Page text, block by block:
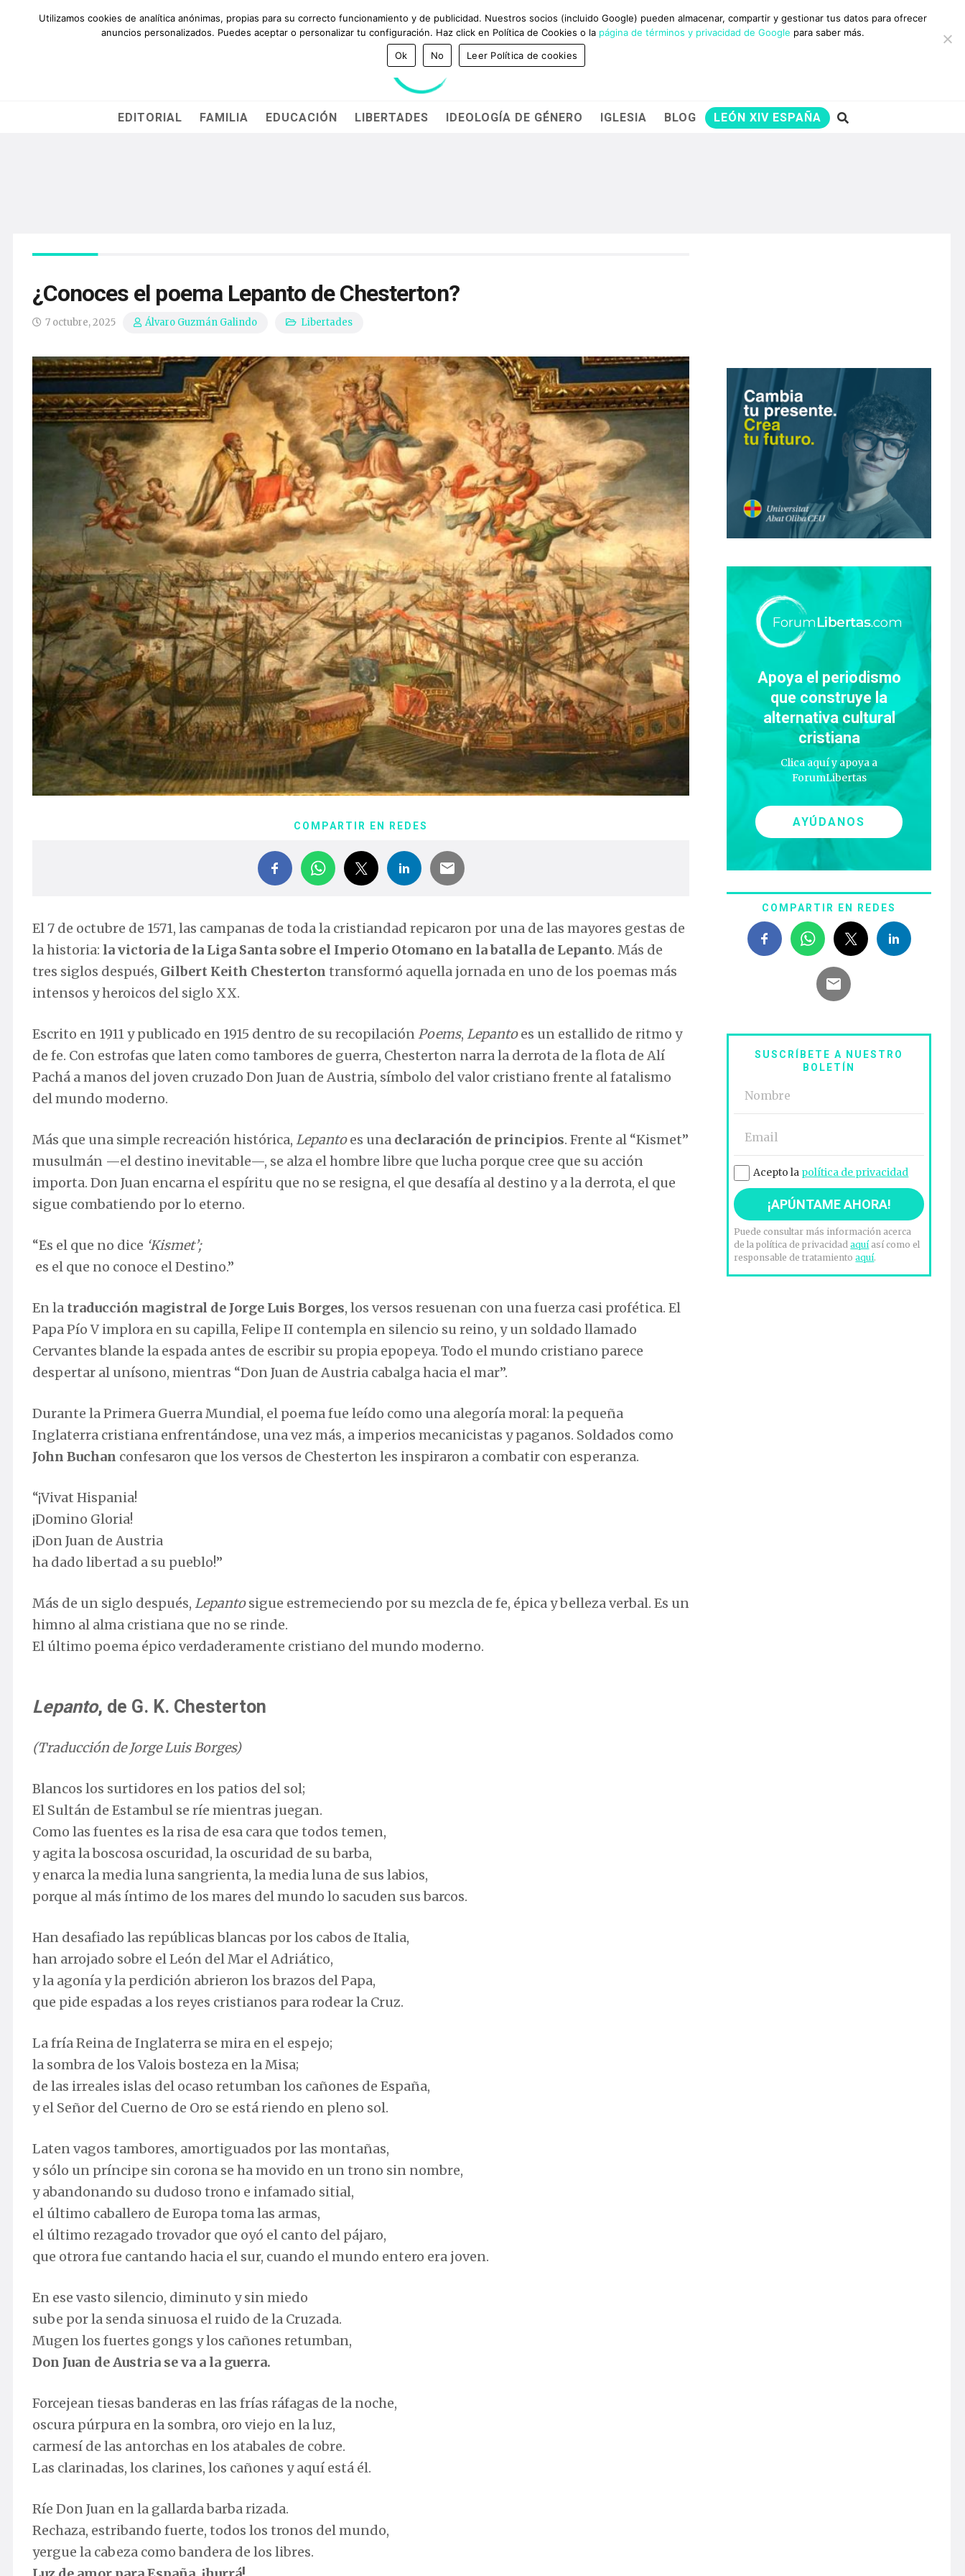
QUIÉNES SOMOS AYÚDANOS SUSCRÍBETE CONTACTO GANADORES DEL PREMIO BRAVO Y CADENA 100
10 RAZONES PARA
AYUDARNOS
EDITORIAL FAMILIA EDUCACIÓN LIBERTADES IDEOLOGÍA DE GÉNERO IGLESIA BLOG LEÓN XIV ESPAÑA
¿Conoces el poema Lepanto de Chesterton?
7 octubre, 2025 Álvaro Guzmán Galindo Libertades
COMPARTIR EN REDES
El 7 de octubre de 1571, las campanas de toda la cristiandad repicaron por una de las mayores gestas de
la historia: la victoria de la Liga Santa sobre el Imperio Otomano en la batalla de Lepanto. Más de
tres siglos después, Gilbert Keith Chesterton transformó aquella jornada en uno de los poemas más
intensos y heroicos del siglo XX.
Escrito en 1911 y publicado en 1915 dentro de su recopilaciónPoems, Lepantoes un estallido de ritmo y
de fe. Con estrofas que laten como tambores de guerra, Chesterton narra la derrota de la flota de Alí
Pachá a manos del joven cruzado Don Juan de Austria, símbolo del valor cristiano frente al fatalismo
del mundo moderno.
Más que una simple recreación histórica, Lepantoes una declaración de principios. Frente al “Kismet”
musulmán —el destino inevitable—, se alza el hombre libre que lucha porque cree que su acción
importa. Don Juan encarna el espíritu que no se resigna, el que desafía al destino y a la derrota, el que
sigue combatiendo por lo eterno.
“Es el que no dice ‘Kismet’;
es el que no conoce el Destino.”
En la traducción magistral de Jorge Luis Borges, los versos resuenan con una fuerza casi profética. El
Papa Pío V implora en su capilla, Felipe II contempla en silencio su reino, y un soldado llamado
Cervantes blande la espada antes de escribir su propia epopeya. Todo el mundo cristiano parece
despertar al unísono, mientras “Don Juan de Austria cabalga hacia el mar”.
Durante la Primera Guerra Mundial, el poema fue leído como una alegoría moral: la pequeña
Inglaterra cristiana enfrentándose, una vez más, a imperios mecanicistas y paganos. Soldados como
John Buchan confesaron que los versos de Chesterton les inspiraron a combatir con esperanza.
“¡Vivat Hispania!
¡Domino Gloria!
¡Don Juan de Austria
ha dado libertad a su pueblo!”
Más de un siglo después, Lepantosigue estremeciendo por su mezcla de fe, épica y belleza verbal. Es un
himno al alma cristiana que no se rinde.
El último poema épico verdaderamente cristiano del mundo moderno.
Lepanto, de G. K. Chesterton
(Traducción de Jorge Luis Borges)
Blancos los surtidores en los patios del sol;
El Sultán de Estambul se ríe mientras juegan.
Como las fuentes es la risa de esa cara que todos temen,
y agita la boscosa oscuridad, la oscuridad de su barba,
y enarca la media luna sangrienta, la media luna de sus labios,
porque al más íntimo de los mares del mundo lo sacuden sus barcos.
Han desafiado las repúblicas blancas por los cabos de Italia,
han arrojado sobre el León del Mar el Adriático,
y la agonía y la perdición abrieron los brazos del Papa,
que pide espadas a los reyes cristianos para rodear la Cruz.
La fría Reina de Inglaterra se mira en el espejo;
la sombra de los Valois bosteza en la Misa;
de las irreales islas del ocaso retumban los cañones de España,
y el Señor del Cuerno de Oro se está riendo en pleno sol.
Laten vagos tambores, amortiguados por las montañas,
y sólo un príncipe sin corona se ha movido en un trono sin nombre,
y abandonando su dudoso trono e infamado sitial,
el último caballero de Europa toma las armas,
el último rezagado trovador que oyó el canto del pájaro,
que otrora fue cantando hacia el sur, cuando el mundo entero era joven.
En ese vasto silencio, diminuto y sin miedo
sube por la senda sinuosa el ruido de la Cruzada.
Mugen los fuertes gongs y los cañones retumban,
Don Juan de Austria se va a la guerra.
Forcejean tiesas banderas en las frías ráfagas de la noche,
oscura púrpura en la sombra, oro viejo en la luz,
carmesí de las antorchas en los atabales de cobre.
Las clarinadas, los clarines, los cañones y aquí está él.
Ríe Don Juan en la gallarda barba rizada.
Rechaza, estribando fuerte, todos los tronos del mundo,
yergue la cabeza como bandera de los libres.
Apoya el periodismo
que construye la
alternativa cultural
cristiana
Clica aquí y apoya a
ForumLibertas
AYÚDANOS
COMPARTIR EN REDES
SUSCRÍBETE A NUESTRO
BOLETÍN
Acepto la política de privacidad
Puede consultar más información acerca
de la política de privacidadaquíasí como el
responsable de tratamientoaquí.
Utilizamos cookies de analítica anónimas, propias para su correcto funcionamiento y de publicidad. Nuestros socios (incluido Google) pueden almacenar, compartir y gestionar tus datos para ofrecer
anuncios personalizados. Puedes aceptar o personalizar tu configuración. Haz click en Política de Cookies o la página de términos y privacidad de Google para saber más.
Ok
No Leer Política de cookies